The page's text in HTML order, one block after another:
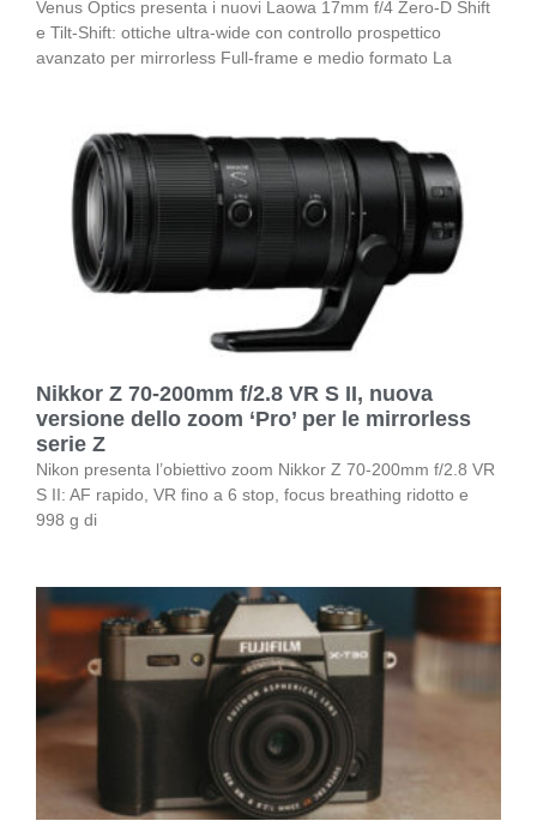
Venus Optics presenta i nuovi Laowa 17mm f/4 Zero-D Shift
e Tilt-Shift: ottiche ultra-wide con controllo prospettico
avanzato per mirrorless Full-frame e medio formato La
Nikkor Z 70-200mm f/2.8 VR S II, nuova
versione dello zoom ‘Pro’ per le mirrorless
serie Z
Nikon presenta l’obiettivo zoom Nikkor Z 70-200mm f/2.8 VR
S II: AF rapido, VR fino a 6 stop, focus breathing ridotto e
998 g di